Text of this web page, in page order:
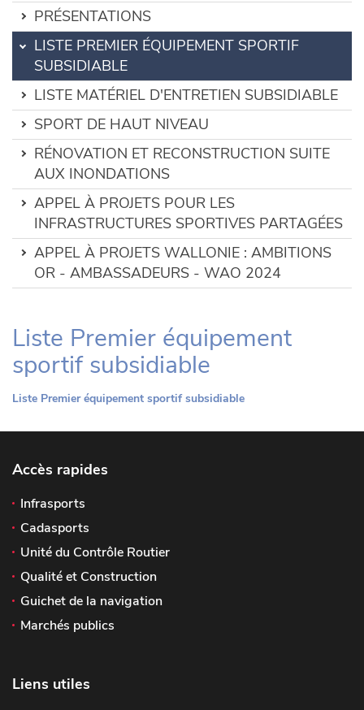
PRÉSENTATIONS
LISTE PREMIER ÉQUIPEMENT SPORTIF
SUBSIDIABLE
LISTE MATÉRIEL D'ENTRETIEN SUBSIDIABLE
SPORT DE HAUT NIVEAU
RÉNOVATION ET RECONSTRUCTION SUITE
AUX INONDATIONS
APPEL À PROJETS POUR LES
INFRASTRUCTURES SPORTIVES PARTAGÉES
APPEL À PROJETS WALLONIE : AMBITIONS
OR - AMBASSADEURS - WAO 2024
Liste Premier équipement
sportif subsidiable
Liste Premier équipement sportif subsidiable
Accès rapides
Infrasports
Cadasports
Unité du Contrôle Routier
Qualité et Construction
Guichet de la navigation
Marchés publics
Liens utiles